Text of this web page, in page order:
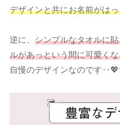
デザインと共にお名前がは
逆に、 シンプルなタオルに
ルがあっという間に可愛く
自慢のデザインなのです